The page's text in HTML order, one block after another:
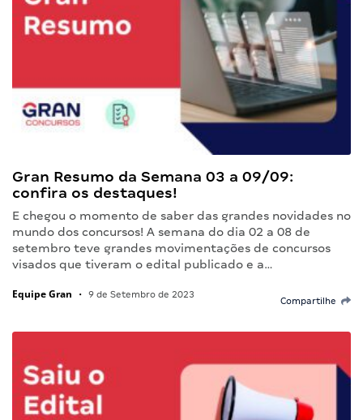
Gran Resumo da Semana 03 a 09/09:
confira os destaques!
E chegou o momento de saber das grandes novidades no
mundo dos concursos! A semana do dia 02 a 08 de
setembro teve grandes movimentações de concursos
visados que tiveram o edital publicado e a…
Equipe Gran • 9 de Setembro de 2023
Compartilhe